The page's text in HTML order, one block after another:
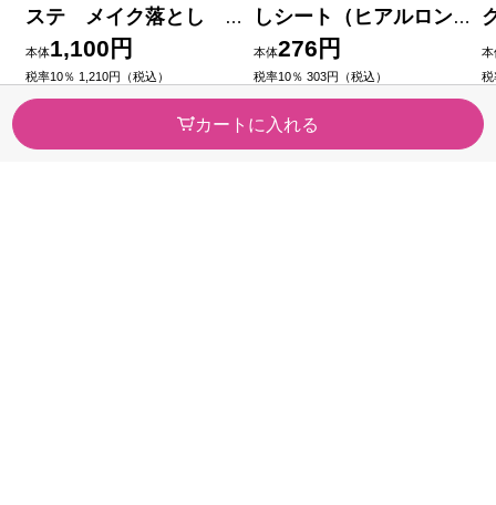
カートに入れる
ステ メイク落とし
ブラックジェル クレ
イ試供品セット ２００
ｇ＋２０ｇ 花王
本体1,100円
税率10％ 1,210円（税込）
（2）
今すぐのご注文で最短2026/08/
しシート（ヒアルロン
酸） つめかえ ５２枚 Ｋ
ＯＳＥコスメポート
本体276円
税率10％ 303円（税込）
（16）
今すぐのご注文で最短2026/08/
08に届きます
本
税